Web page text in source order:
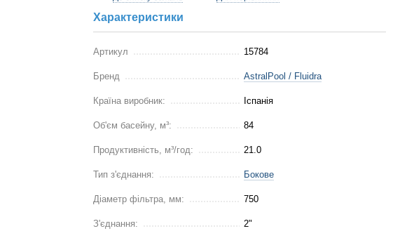
Характеристики
Артикул 15784
Бренд AstralPool / Fluidra
Країна виробник: Іспанія
Об'єм басейну, м³: 84
Продуктивність, м³/год: 21.0
Тип з'єднання: Бокове
Діаметр фільтра, мм: 750
З'єднання: 2"